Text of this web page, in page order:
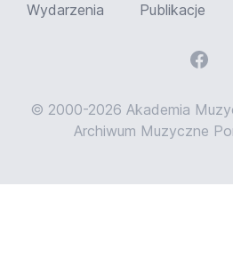
Wydarzenia
Publikacje
© 2000-2026 Akademia
Archiwum Muzyczne